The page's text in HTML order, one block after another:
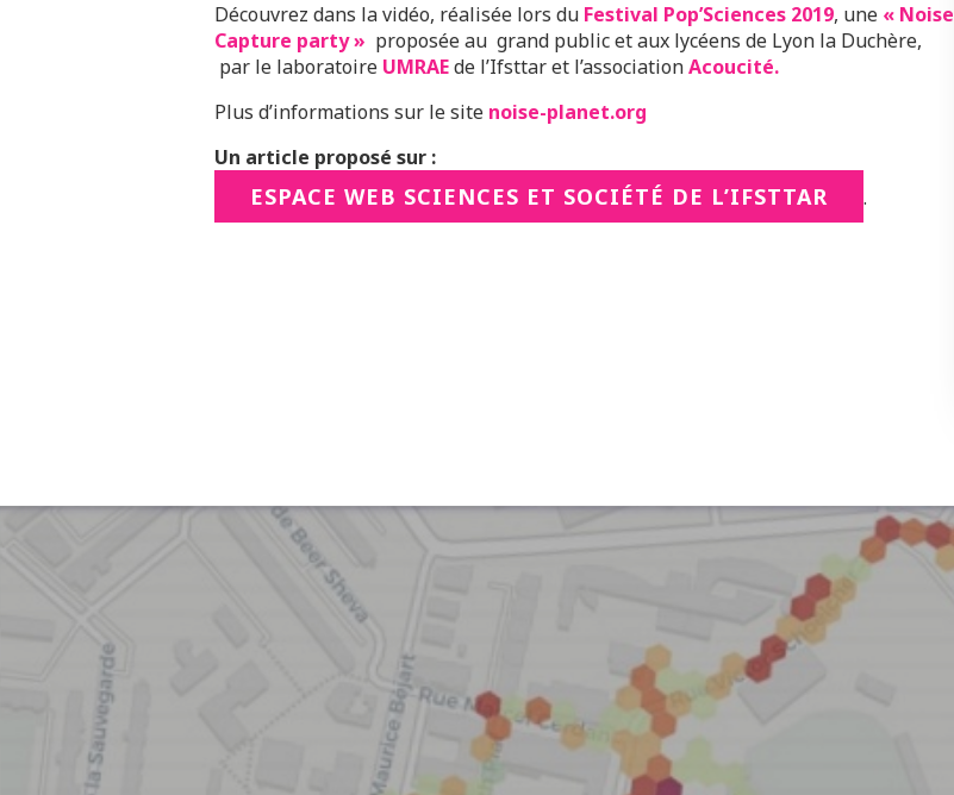
Découvrez dans la vidéo, réalisée lors du Festival Pop’Sciences 2019, une « Noise
Capture party » proposée au grand public et aux lycéens de Lyon la Duchère,
par le laboratoire UMRAEde l’Ifsttar et l’associationAcoucité.
Plus d’informations sur le site noise-planet.org
Un article proposé sur :
ESPACE WEB SCIENCES ET SOCIÉTÉ DE L’IFSTTAR .